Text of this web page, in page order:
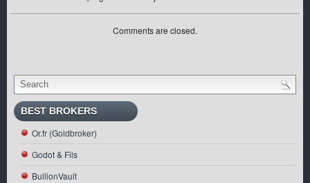
Comments are closed.
BEST BROKERS
Or.fr (Goldbroker)
Godot & Fils
BullionVault